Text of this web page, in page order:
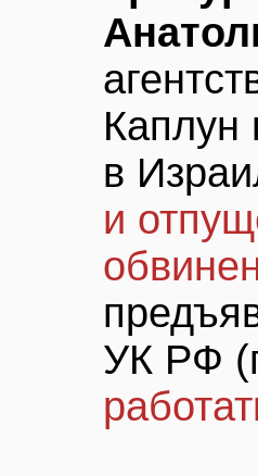
Каплун
в
и
УК РФ